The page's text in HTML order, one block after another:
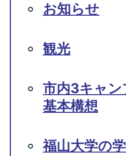
お知らせ
観光
市内3キャン
基本構想
福山大学の